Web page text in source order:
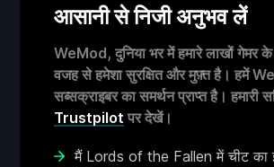
आसानी से निजी अनुभव लें
WeMod, दुनिया भर में हमारे लाखों गेमर
वजह से हमेशा सुरक्षित और मुफ़्त है। हमें
सब्सक्राइबर का समर्थन प्राप्त है। हमारी
Trustpilot पर देखें।
मैं Lords of the Fallen में चीट का